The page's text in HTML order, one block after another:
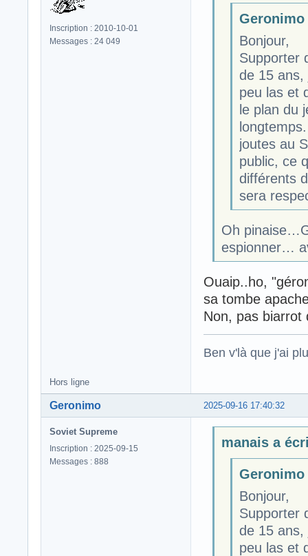
Inscription : 2010-10-01
Messages : 24 049
Bonjour,
Supporter
de 15 ans,
peu las et
le plan du
joutes au
public, ce
différents
sera
Oh
espionner…
Ouaip..ho,
sa tombe
Non, pas
Ben v'là que j'ai
Hors ligne
2025-09-16 17:40:32
Geronimo
Soviet Supreme
Inscription : 2025-09-15
Messages : 888
manais a
Bonjour,
Supporter
de 15 ans,
peu las et